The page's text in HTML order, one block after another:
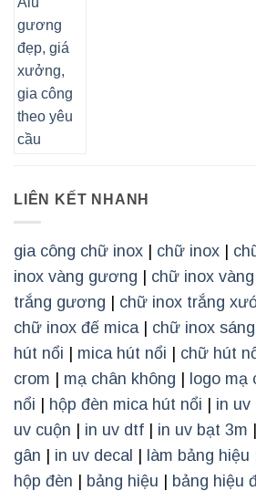
LIÊN KẾT NHANH
gia công chữ inox | chữ inox |
inox vàng gương | chữ inox
trắng gương | chữ inox trắng
chữ inox đế mica | chữ inox
hút nổi | mica hút nổi | chữ hút
crom | mạ chân không | logo mạ
nổi | hộp đèn mica hút nổi | in uv
uv cuộn | in uv dtf | in uv bạt 3m |
gân | in uv decal | làm bảng hiệu
hộp đèn | bảng hiệu | bảng hiệu